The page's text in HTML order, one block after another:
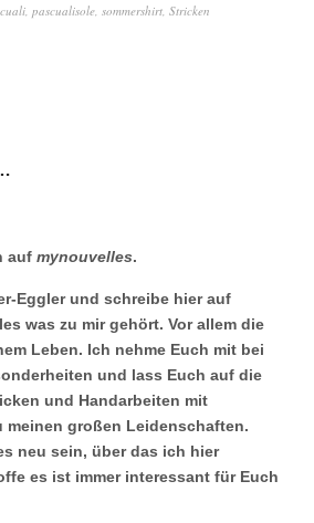
, pascualisole, sommershirt, Stricken
auf mynouvelles.
Eggler und schreibe hier auf
was zu mir gehört. Vor allem die
Leben. Ich nehme Euch mit bei
und lass Euch auf die
und Handarbeiten mit
meinen großen Leidenschaften.
neu sein, über das ich hier
es ist immer interessant für Euch